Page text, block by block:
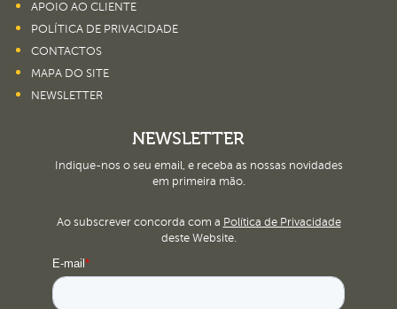
APOIO AO CLIENTE
POLÍTICA DE PRIVACIDADE
CONTACTOS
MAPA DO SITE
NEWSLETTER
NEWSLETTER
Indique-nos o seu email, e receba as nossas novidades
em primeira mão.
Ao subscrever concorda com a Política de Privacidade
deste Website.